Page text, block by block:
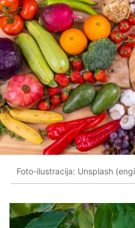
Foto-ilustracija: Unsplash